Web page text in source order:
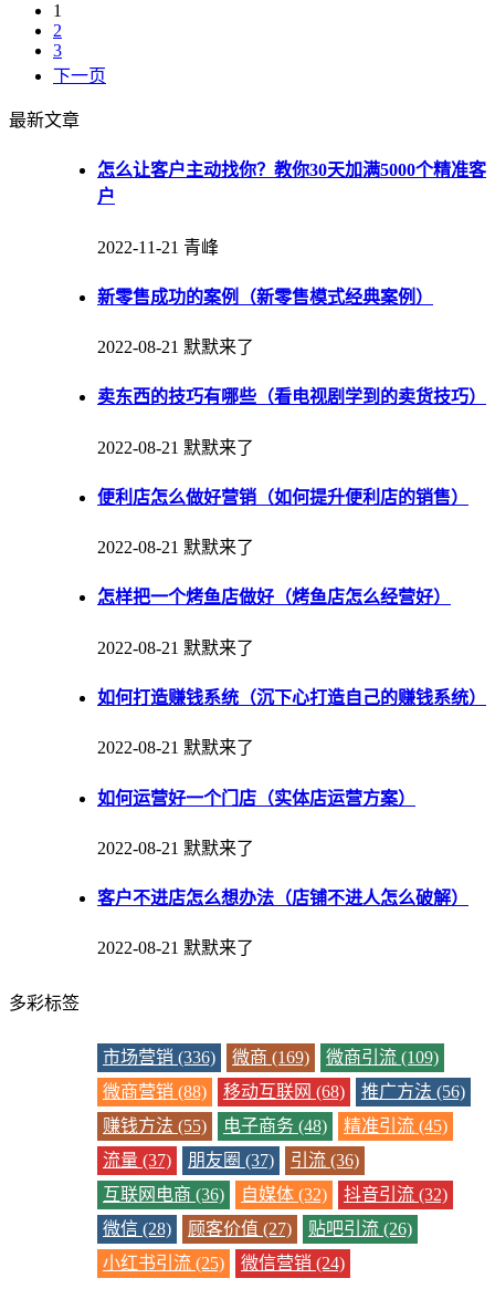
1
2
3
下一页
最新文章
怎么让客户主动找你？教你30天加满5000个精准客
户
2022-11-21 青峰
新零售成功的案例（新零售模式经典案例）
2022-08-21 默默来了
卖东西的技巧有哪些（看电视剧学到的卖货技巧）
2022-08-21 默默来了
便利店怎么做好营销（如何提升便利店的销售）
2022-08-21 默默来了
怎样把一个烤鱼店做好（烤鱼店怎么经营好）
2022-08-21 默默来了
如何打造赚钱系统（沉下心打造自己的赚钱系统）
2022-08-21 默默来了
如何运营好一个门店（实体店运营方案）
2022-08-21 默默来了
客户不进店怎么想办法（店铺不进人怎么破解）
2022-08-21 默默来了
多彩标签
市场营销 (336) 微商 (169)
微商引流 (109)
微商营销 (88)
移动互联网 (68)
推广方法 (56)
赚钱方法 (55)
电子商务 (48)
精准引流 (45)
流量 (37)
朋友圈 (37)
引流 (36)
互联网电商 (36)
自媒体 (32)
抖音引流 (32)
微信 (28)
顾客价值 (27)
贴吧引流 (26)
小红书引流 (25)
微信营销 (24)